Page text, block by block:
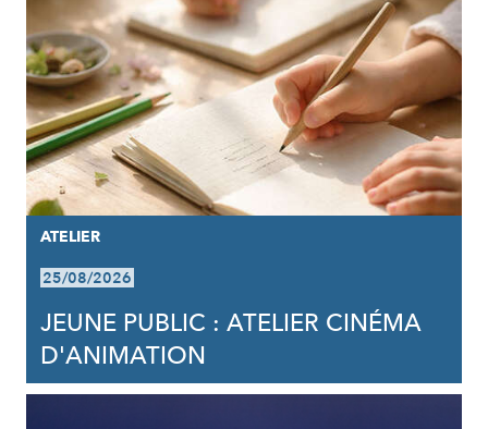
ATELIER
25/08/2026
JEUNE PUBLIC : ATELIER CINÉMA
D'ANIMATION